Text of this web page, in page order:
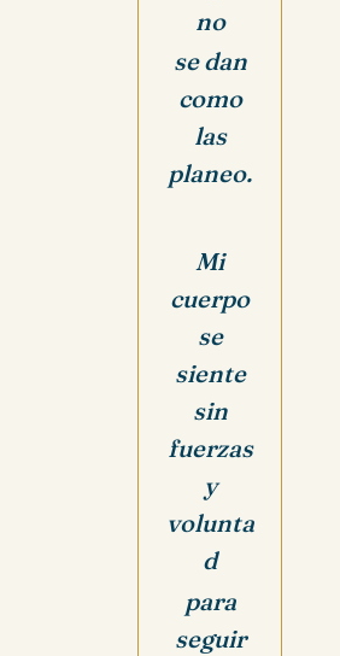
no
se dan
como
las
planeo.
Mi
cuerpo
se
siente
sin
fuerzas
y
volunta
d
para
seguir